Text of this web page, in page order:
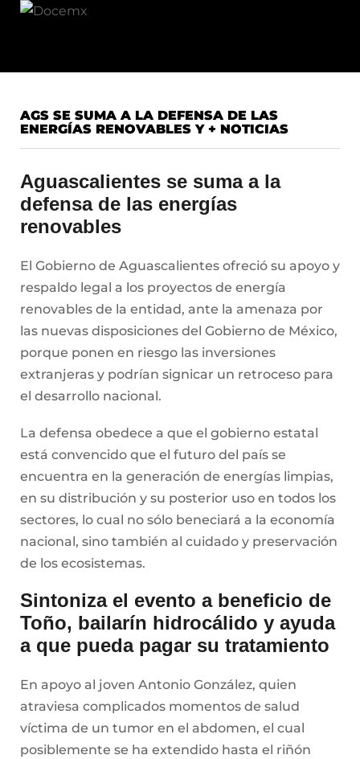
AGS SE SUMA A LA DEFENSA DE LAS
ENERGÍAS RENOVABLES Y + NOTICIAS
Aguascalientes se suma a la
defensa de las energías
renovables
El Gobierno de Aguascalientes ofreció su apoyo y
respaldo legal a los proyectos de energía
renovables de la entidad, ante la amenaza por
las nuevas disposiciones del Gobierno de México,
porque ponen en riesgo las inversiones
extranjeras y podrían signicar un retroceso para
el desarrollo nacional.
La defensa obedece a que el gobierno estatal
está convencido que el futuro del país se
encuentra en la generación de energías limpias,
en su distribución y su posterior uso en todos los
sectores, lo cual no sólo beneciará a la economía
nacional, sino también al cuidado y preservación
de los ecosistemas.
Sintoniza el evento a beneficio de
Toño, bailarín hidrocálido y ayuda
a que pueda pagar su tratamiento
En apoyo al joven Antonio González, quien
atraviesa complicados momentos de salud
víctima de un tumor en el abdomen, el cual
posiblemente se ha extendido hasta el riñón